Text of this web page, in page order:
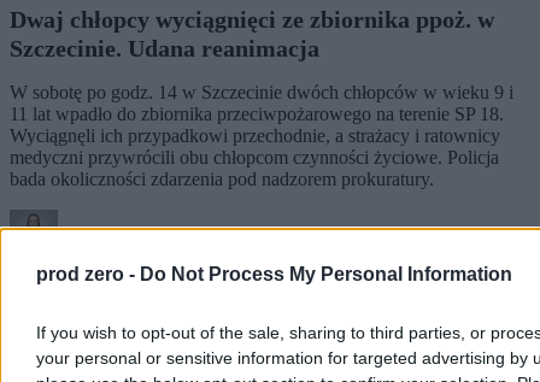
prod zero - Do Not Process My Personal Information
If you wish to opt-out of the sale, sharing to third parties, or
your personal or sensitive information for targeted advertising by
Dwaj chłopcy wyciągnięci ze zbiornika ppoż. w
Szczecinie. Udana reanimacja
W sobotę po godz. 14 w Szczecinie dwóch chłopców w wieku 9 i
11 lat wpadło do zbiornika przeciwpożarowego na terenie SP 18.
Wyciągnęli ich przypadkowi przechodnie, a strażacy i ratownicy
medyczni przywrócili obu chłopcom czynności życiowe. Policja
bada okoliczności zdarzenia pod nadzorem prokuratury.
Aleksandra Cieślik
Reklama
Reklama